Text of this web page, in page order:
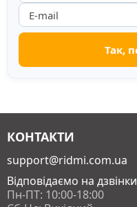
КОНТАКТИ
support@ridmi.com.ua
Відповідаємо на дзвінки
Пн-ПТ: 10:00-18:00